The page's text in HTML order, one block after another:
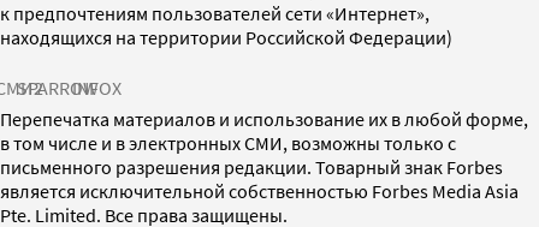
к предпочтениям пользователей сети «Интернет»,
находящихся на территории Российской Федерации)
SPARROWINFOX
Перепечатка материалов и использование их в любой форме,
в том числе и в электронных СМИ, возможны только с
письменного разрешения редакции. Товарный знак Forbes
является исключительной собственностью Forbes Media Asia
Pte. Limited. Все права защищены.